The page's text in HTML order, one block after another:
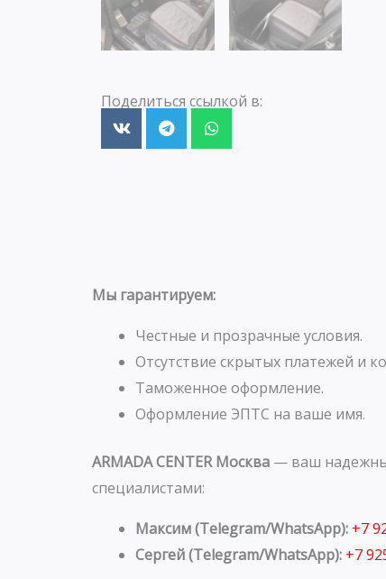
Поделиться ссылкой в:
Мы гарантируем:
Честные и прозрачные условия.
Отсутствие скрытых платежей и
Таможенное оформление.
Оформление ЭПТС на ваше имя.
ARMADA CENTER Москва — ваш
специалистами:
Максим (Telegram/WhatsApp): +7
Сергей (Telegram/WhatsApp): +7